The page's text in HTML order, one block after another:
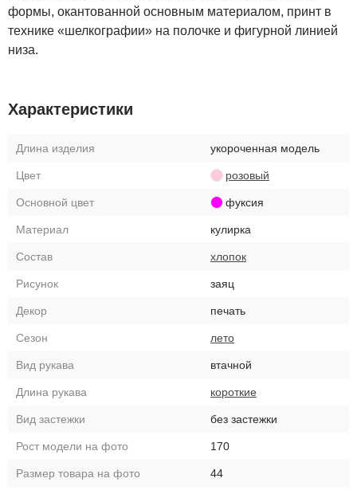
формы, окантованной основным материалом, принт в
технике «шелкографии» на полочке и фигурной линией
низа.
Характеристики
Длина изделия укороченная модель
Цвет розовый
Основной цвет фуксия
Материал кулирка
Состав хлопок
Рисунок заяц
Декор печать
Сезон лето
Вид рукава втачной
Длина рукава короткие
Вид застежки без застежки
Рост модели на фото 170
Размер товара на фото 44